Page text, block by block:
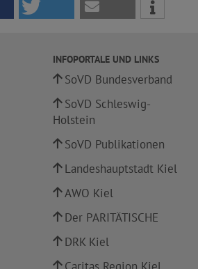
INFOPORTALE UND LINKS
SoVD Bundesverband
SoVD Schleswig-
Holstein
SoVD Publikationen
Landeshauptstadt Kiel
AWO Kiel
Der PARITÄTISCHE
DRK Kiel